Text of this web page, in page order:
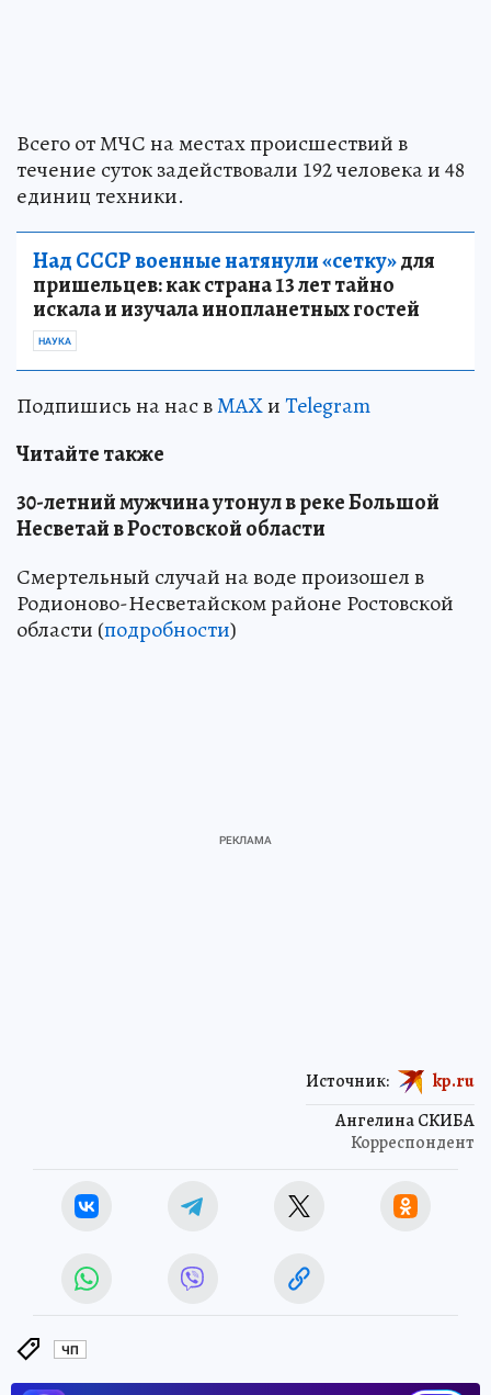
Всего от МЧС на местах происшествий в
течение суток задействовали 192 человека и 48
единиц техники.
Над СССР военные натянули «сетку»для
пришельцев: как страна 13 лет тайно
искала и изучала инопланетных гостей
НАУКА
Подпишись на нас вMAXиTelegram
Читайте также
30-летний мужчина утонул в реке Большой
Несветай в Ростовской области
Смертельный случай на воде произошел в
Родионово-Несветайском районе Ростовской
области (подробности)
Ангелина СКИБА
Корреспондент
Источник: kp.ru
ЧП